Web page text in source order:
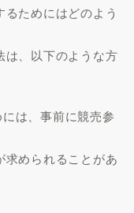
ためにはどのよう
は、以下のような方
は、事前に競売参
求められることがあ